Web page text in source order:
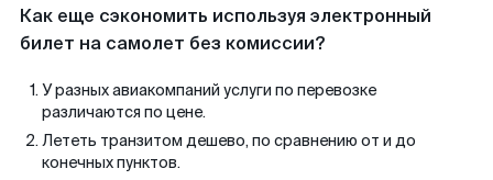
Как еще сэкономить используя электронный
билет на самолет без комиссии?
У разных авиакомпаний услуги по перевозке
различаются по цене.
Лететь транзитом дешево, по сравнению от и до
конечных пунктов.